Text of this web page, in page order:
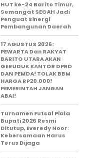
HUT ke-24 Barito Timur,
Semangat SEGAH Jadi
Penguat Sinergi
Pembangunan Daerah
17 AGUSTUS 2026:
PEWARTA Dan RAKYAT
BARITO UTARA AKAN
GERUDUK KANTOR DPRD
DAN PEMDA! TOLAK BBM
HARGA RP20.000!
PEMERINTAH JANGAN
ABAI!
Turnamen Futsal Piala
Bupati 2026 Resmi
Ditutup, Everedy Noor:
Kebersamaan Harus
Terus Dijaga